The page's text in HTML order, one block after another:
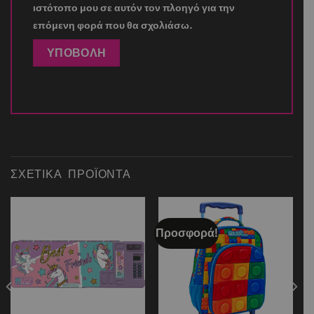
ιστότοπο μου σε αυτόν τον πλοηγό για την
επόμενη φορά που θα σχολιάσω.
ΣΧΕΤΙΚΆ ΠΡΟΪΌΝΤΑ
wishlist
Προσφορά!
Add to
wishlist